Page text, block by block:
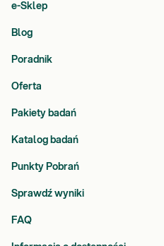
e-Sklep
Blog
Poradnik
Oferta
Pakiety badań
Katalog badań
Punkty Pobrań
Sprawdź wyniki
FAQ